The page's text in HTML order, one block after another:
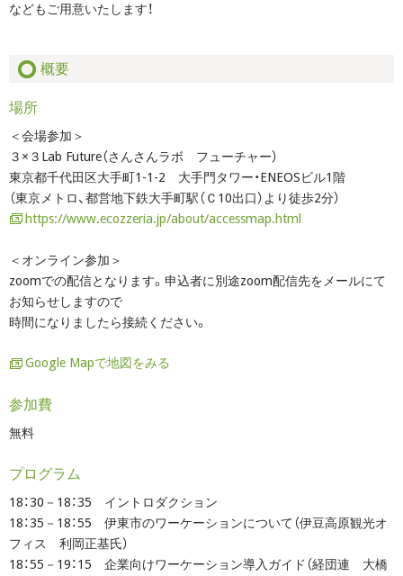
などもご用意いたします！
概要
場所
＜会場参加＞
３×３Lab Future（さんさんラボ フューチャー）
東京都千代田区大手町1-1-2 大手門タワー・ENEOSビル1階
（東京メトロ、都営地下鉄大手町駅（Ｃ10出口）より徒歩2分）
https://www.ecozzeria.jp/about/accessmap.html
＜オンライン参加＞
zoomでの配信となります。申込者に別途zoom配信先をメールにて
お知らせしますので
時間になりましたら接続ください。
Google Mapで地図をみる
参加費
無料
プログラム
18：30－18：35 イントロダクション
18：35－18：55 伊東市のワーケーションについて（伊豆高原観光オ
フィス 利岡正基氏）
18：55－19：15 企業向けワーケーション導入ガイド（経団連 大橋